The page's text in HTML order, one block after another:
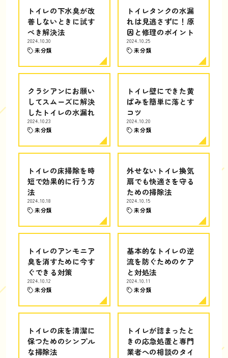
トイレの下水臭が改
善しないときに試す
べき解決法
2024.10.30
未分類
トイレタンクの水漏
れは見逃さずに！原
因と修理のポイント
2024.10.25
未分類
クラシアンにお願い
してスムーズに解決
したトイレの水漏れ
2024.10.23
未分類
トイレ壁にできた黄
ばみを簡単に落とす
コツ
2024.10.20
未分類
トイレの床掃除を時
短で効果的に行う方
法
2024.10.18
未分類
外せないトイレ換気
扇でも快適さを守る
ための掃除法
2024.10.15
未分類
トイレのアンモニア
臭を消すために今す
ぐできる対策
2024.10.12
未分類
基本的なトイレの逆
流を防ぐためのケア
と対処法
2024.10.11
未分類
トイレの床を清潔に
保つためのシンプル
な掃除法
トイレが詰まったと
きの応急処置と専門
業者への相談のタイ